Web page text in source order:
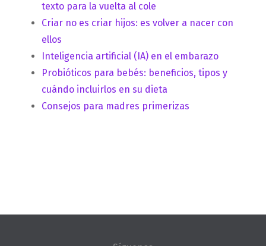
texto para la vuelta al cole
Criar no es criar hijos: es volver a nacer con
ellos
Inteligencia artificial (IA) en el embarazo
Probióticos para bebés: beneficios, tipos y
cuándo incluirlos en su dieta
Consejos para madres primerizas